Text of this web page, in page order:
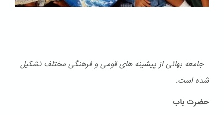
جامعه بهائی از پیشینه های قومی و فرهنگی مختلف تشكیل
شده است.
حضرت باب